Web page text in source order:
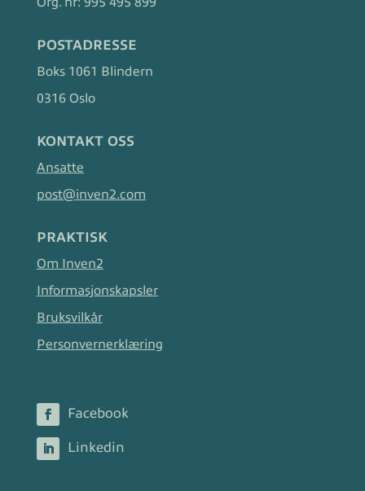
POSTADRESSE
Boks 1061 Blindern
0316 Oslo
KONTAKT OSS
Ansatte
post@inven2.com
PRAKTISK
Om Inven2
Informasjonskapsler
Bruksvilkår
Personvernerklæring